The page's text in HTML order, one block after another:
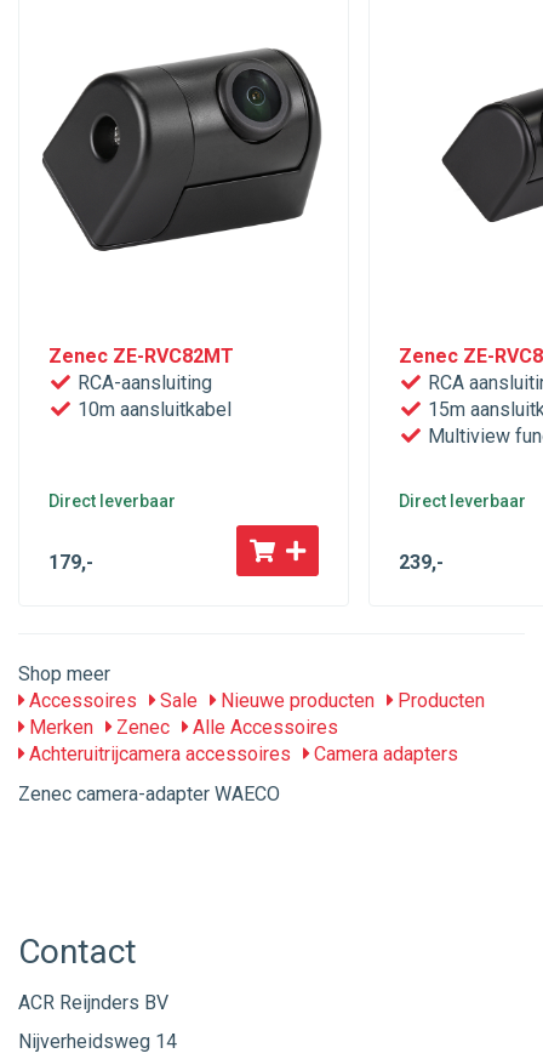
Zenec ZE-RVC82MT
RCA-aansluiting
10m aansluitkabel
Direct leverbaar
179,-
Zenec ZE-
RCA
15m
Multiview
Direct leverbaar
239,-
Shop meer
Accessoires
Sale Nieuwe producten
Producten
Merken
Zenec
Alle Accessoires
Achteruitrijcamera accessoires
Camera adapters
Zenec camera-adapter WAECO
Contact
ACR Reijnders BV
Nijverheidsweg 14